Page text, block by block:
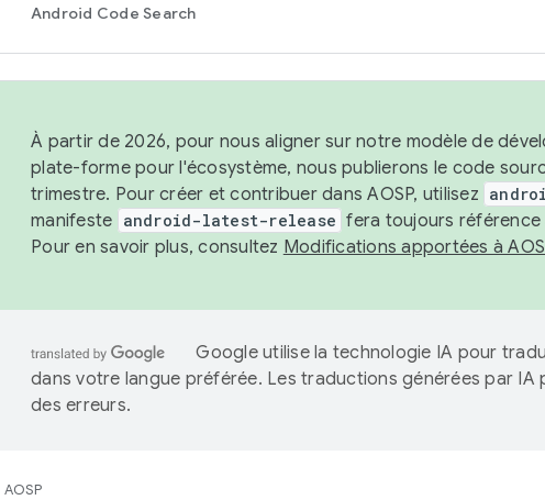
Android Code Search
À partir de 2026, pour nous aligner sur notre modèle de
plate-forme pour l'écosystème, nous publierons le code
trimestre. Pour créer et contribuer dans AOSP, utilisez
manifeste android-latest-release fera toujours référence
Pour en savoir plus, consultez Modifications apportées à
Google utilise la technologie IA pour
dans votre langue préférée. Les traductions générées par IA
des erreurs.
AOSP